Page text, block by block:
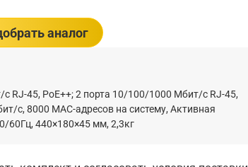
RJ-45, PoE++; 2 порта 10/100/1000 Мбит/с RJ-45,
с, 8000 MAC-адресов на систему, Активная
60Гц, 440×180×45 мм, 2,3кг
аналог